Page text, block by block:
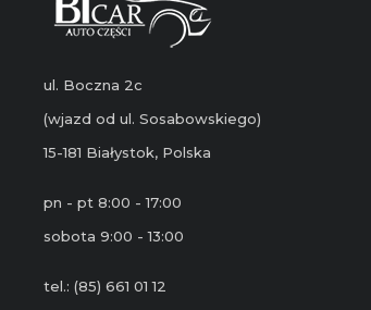
ul. Boczna 2c
(wjazd od ul. Sosabowskiego)
15-181 Białystok, Polska
pn - pt 8:00 - 17:00
sobota 9:00 - 13:00
tel.: (85) 661 01 12